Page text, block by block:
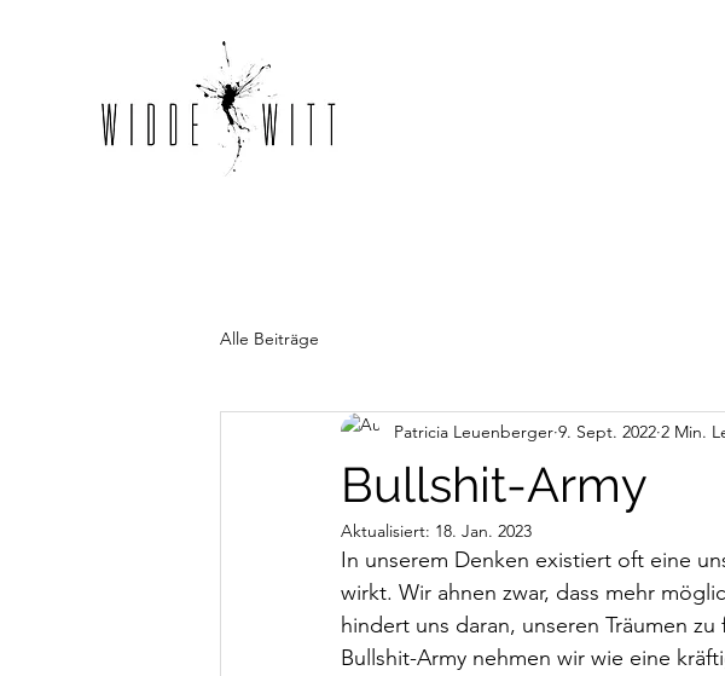
Alle Beiträge
Bullshit-Army
Patricia Leuenberger 9. Sept. 2022 2 Min.
Aktualisiert: 18. Jan. 2023
In unserem Denken existiert oft eine
wirkt. Wir ahnen zwar, dass mehr
hindert uns daran, unseren Träumen
Bullshit-Army nehmen wir wie eine